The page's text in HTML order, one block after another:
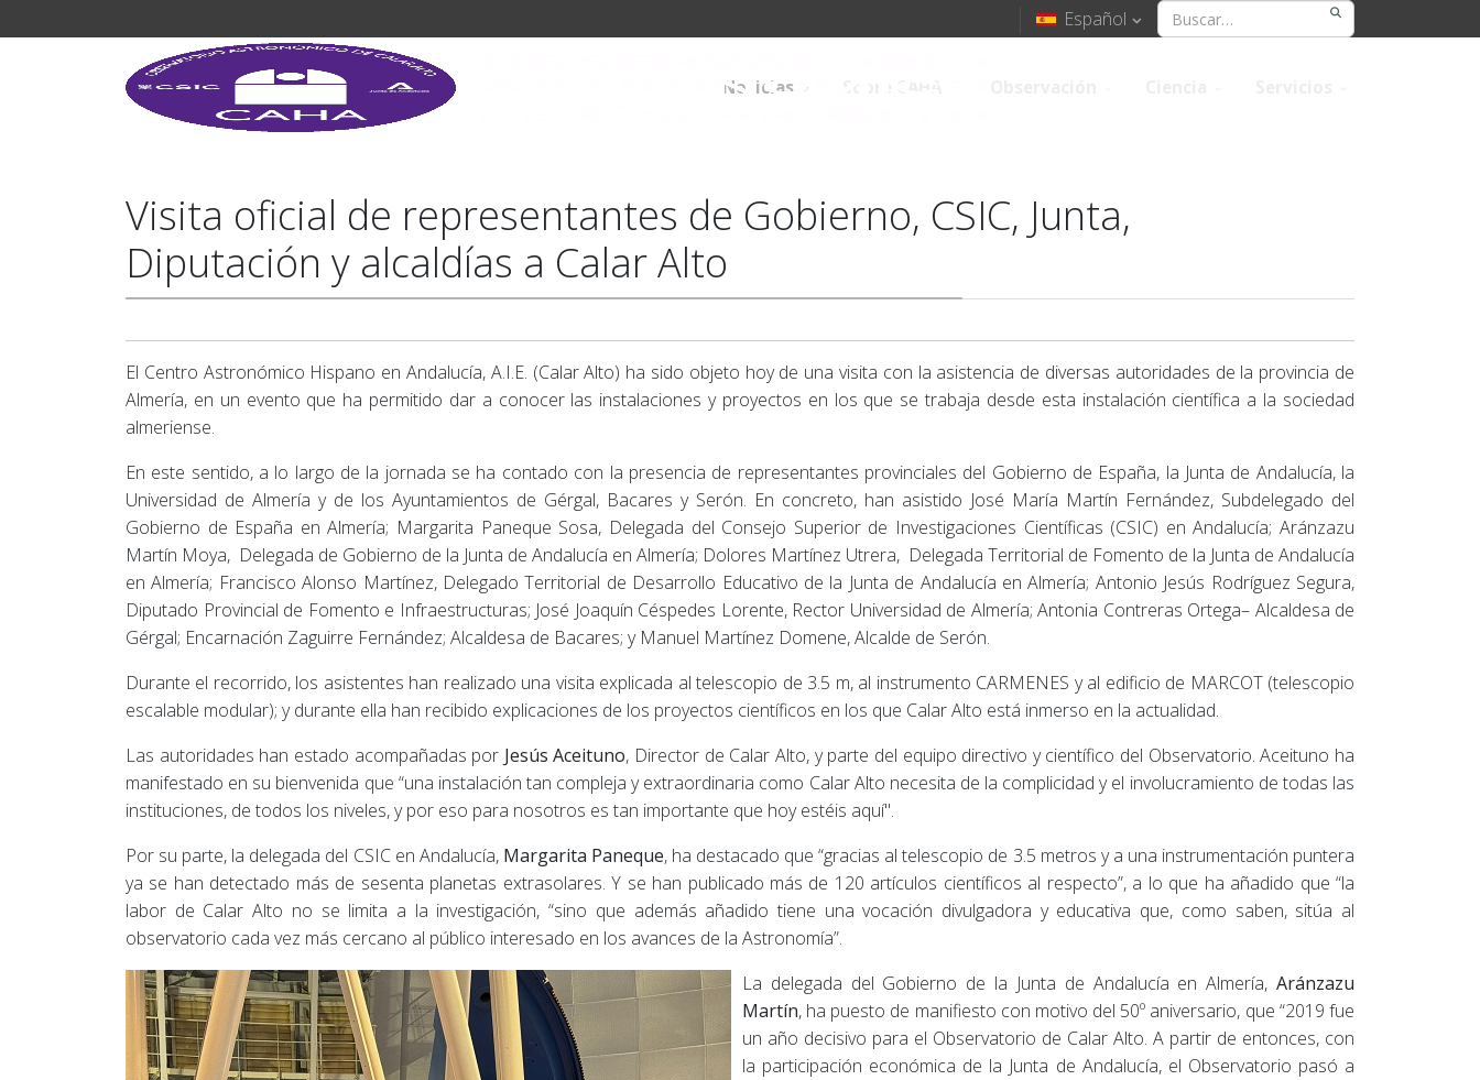
Español
Noticias
Visita oficial de representantes de Gobierno, CSIC, Junta,
Diputación y alcaldías a Calar Alto
El Centro Astronómico Hispano en Andalucía, A.I.E. (Calar Alto) ha sido objeto hoy de una visita con la asistencia de diversas autoridades de la provincia de
Almería, en un evento que ha permitido dar a conocer las instalaciones y proyectos en los que se trabaja desde esta instalación científica a la sociedad
almeriense.
En este sentido, a lo largo de la jornada se ha contado con la presencia de representantes provinciales del Gobierno de España, la Junta de Andalucía, la
Universidad de Almería y de los Ayuntamientos de Gérgal, Bacares y Serón. En concreto, han asistido José María Martín Fernández, Subdelegado del
Gobierno de España en Almería; Margarita Paneque Sosa, Delegada del Consejo Superior de Investigaciones Científicas (CSIC) en Andalucía; Aránzazu
Martín Moya, Delegada de Gobierno de la Junta de Andalucía en Almería; Dolores Martínez Utrera, Delegada Territorial de Fomento de la Junta de Andalucía
en Almería; Francisco Alonso Martínez, Delegado Territorial de Desarrollo Educativo de la Junta de Andalucía en Almería; Antonio Jesús Rodríguez Segura,
Diputado Provincial de Fomento e Infraestructuras; José Joaquín Céspedes Lorente, Rector Universidad de Almería; Antonia Contreras Ortega– Alcaldesa de
Gérgal; Encarnación Zaguirre Fernández; Alcaldesa de Bacares; y Manuel Martínez Domene, Alcalde de Serón.
Durante el recorrido, los asistentes han realizado una visita explicada al telescopio de 3.5 m, al instrumento CARMENES y al edificio de MARCOT (telescopio
escalable modular); y durante ella han recibido explicaciones de los proyectos científicos en los que Calar Alto está inmerso en la actualidad.
Las autoridades han estado acompañadas por Jesús Aceituno, Director de Calar Alto, y parte del equipo directivo y científico del Observatorio. Aceituno ha
manifestado en su bienvenida que “una instalación tan compleja y extraordinaria como Calar Alto necesita de la complicidad y el involucramiento de todas las
instituciones, de todos los niveles, y por eso para nosotros es tan importante que hoy estéis aquí".
Por su parte, la delegada del CSIC en Andalucía, Margarita Paneque, ha destacado que “gracias al telescopio de 3.5 metros y a una instrumentación puntera
ya se han detectado más de sesenta planetas extrasolares. Y se han publicado más de 120 artículos científicos al respecto”, a lo que ha añadido que “la
labor de Calar Alto no se limita a la investigación, “sino que además añadido tiene una vocación divulgadora y educativa que, como saben, sitúa al
observatorio cada vez más cercano al público interesado en los avances de la Astronomía”.
La delegada del Gobierno de la Junta de Andalucía en Almería, Aránzazu
Martín, ha puesto de manifiesto con motivo del 50º aniversario, que “2019 fue
un año decisivo para el Observatorio de Calar Alto. A partir de entonces, con
la participación económica de la Junta de Andalucía, el Observatorio pasó a